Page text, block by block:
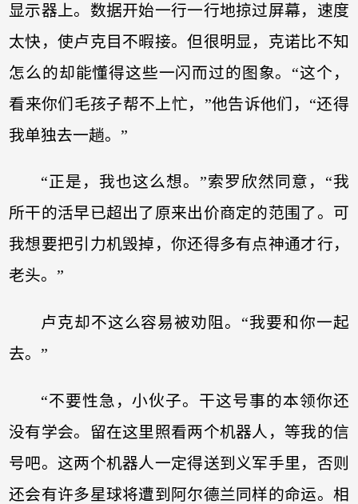
显示器上。数据开始一行一行地掠过屏幕，速度
太快，使卢克目不暇接。但很明显，克诺比不知
怎么的却能懂得这些一闪而过的图象。“这个，
看来你们毛孩子帮不上忙，”他告诉他们，“还得
我单独去一趟。”
“正是，我也这么想。”索罗欣然同意，“我
所干的活早已超出了原来出价商定的范围了。可
我想要把引力机毁掉，你还得多有点神通才行，
老头。”
卢克却不这么容易被劝阻。“我要和你一起
去。”
“不要性急，小伙子。干这号事的本领你还
没有学会。留在这里照看两个机器人，等我的信
号吧。这两个机器人一定得送到义军手里，否则
还会有许多星球将遭到阿尔德兰同样的命运。相